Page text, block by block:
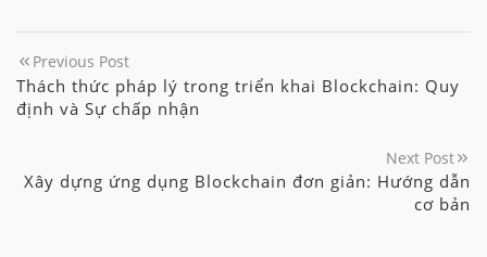
Previous Post
Thách thức pháp lý trong triển khai Blockchain: Quy
định và Sự chấp nhận
Next Post
Xây dựng ứng dụng Blockchain đơn giản: Hướng dẫn
cơ bản